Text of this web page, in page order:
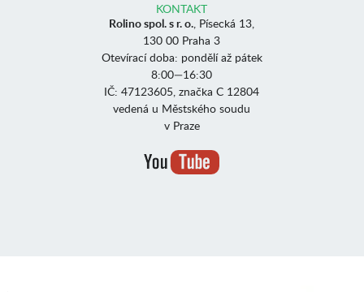
KONTAKT
Rolino spol. s r. o., Písecká 13,
130 00 Praha 3
Otevírací doba: pondělí až pátek
8:00—16:30
IČ: 47123605, značka C 12804
vedená u Městského soudu
v Praze